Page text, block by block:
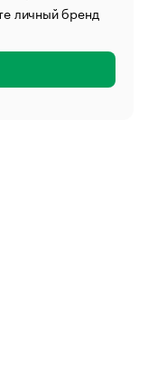
личный бренд